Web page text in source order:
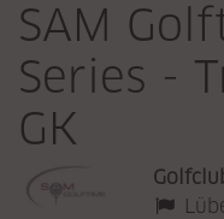
SAM
Series -
GK